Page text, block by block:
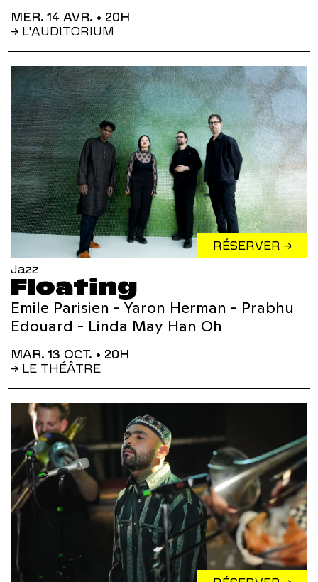
MER. 14 AVR. • 20H
→ L'AUDITORIUM
RÉSERVER →
Jazz
Floating
Emile Parisien - Yaron Herman - Prabhu
Edouard - Linda May Han Oh
MAR. 13 OCT. • 20H
→ LE THÉÂTRE